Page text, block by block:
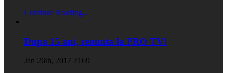
Continue Reading...
Dupa 15 ani, renunta la PRO TV!
Jan 26th, 2017 7169